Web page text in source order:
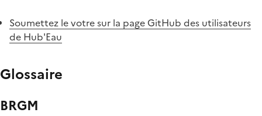
Soumettez le votre sur la page GitHub des utilisateurs
de Hub'Eau
Glossaire
BRGM